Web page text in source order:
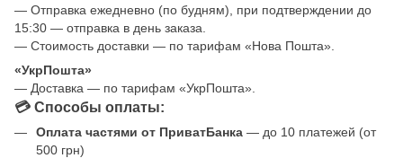
— Отправка ежедневно (по будням), при подтверждении до
15:30 — отправка в день заказа.
— Стоимость доставки — по тарифам «Нова Пошта».
«УкрПошта»
— Доставка — по тарифам «УкрПошта».
💳 Способы оплаты:
Оплата частями от ПриватБанка — до 10 платежей (от
500 грн)